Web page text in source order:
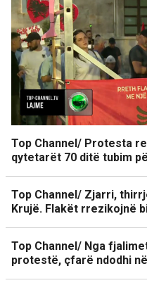
Top Channel/ Protesta
qytetarët 70 ditë tubim
Top Channel/ Zjarri,
Krujë. Flakët rrezikojnë
Top Channel/ Nga
protestë, çfarë ndodhi